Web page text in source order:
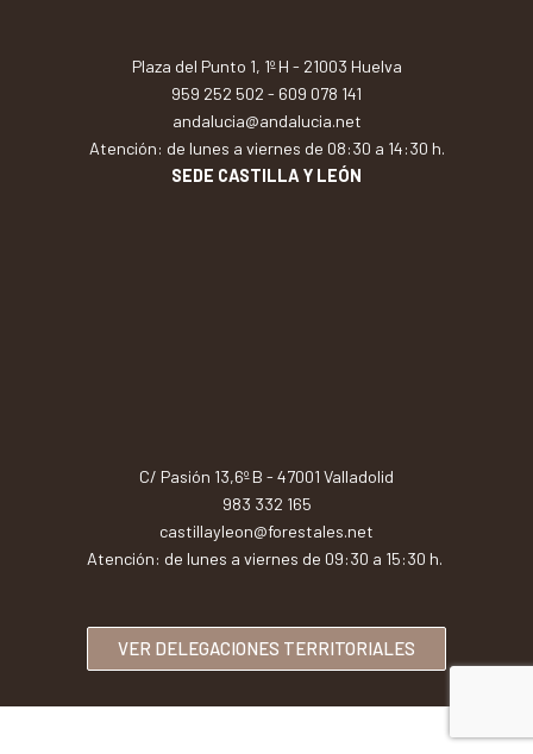
Plaza del Punto 1, 1º H - 21003 Huelva
959 252 502 - 609 078 141
andalucia@andalucia.net
Atención: de lunes a viernes de 08:30 a 14:30 h.
SEDE CASTILLA Y LEÓN
C/ Pasión 13,6º B - 47001 Valladolid
983 332 165
castillayleon@forestales.net
Atención: de lunes a viernes de 09:30 a 15:30 h.
VER DELEGACIONES TERRITORIALES